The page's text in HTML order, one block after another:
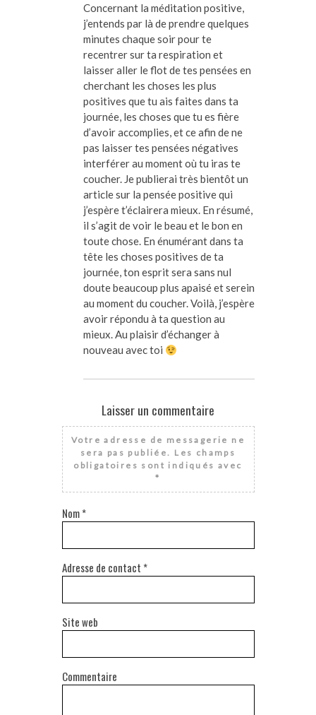
Concernant la méditation positive,
j’entends par là de prendre quelques
minutes chaque soir pour te
recentrer sur ta respiration et
laisser aller le flot de tes pensées en
cherchant les choses les plus
positives que tu ais faites dans ta
journée, les choses que tu es fière
d’avoir accomplies, et ce afin de ne
pas laisser tes pensées négatives
interférer au moment où tu iras te
coucher. Je publierai très bientôt un
article sur la pensée positive qui
j’espère t’éclairera mieux. En résumé,
il s’agit de voir le beau et le bon en
toute chose. En énumérant dans ta
tête les choses positives de ta
journée, ton esprit sera sans nul
doute beaucoup plus apaisé et serein
au moment du coucher. Voilà, j’espère
avoir répondu à ta question au
mieux. Au plaisir d’échanger à
nouveau avec toi
Laisser un commentaire
Votre adresse de messagerie ne
sera pas publiée. Les champs
obligatoires sont indiqués avec
*
Nom*
Adresse de contact *
Site web
Commentaire